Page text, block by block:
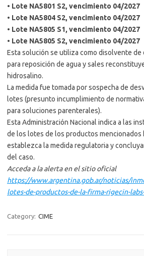
• Lote NA5801 S2, vencimiento 04/2027
• Lote NA5804 S2, vencimiento 04/2027
• Lote NA5805 S1, vencimiento 04/2027
• Lote NA5805 S2, vencimiento 04/2027
Esta solución se utiliza como disolvente de
para reposición de agua y sales
hidrosalino.
La medida fue tomada por sospecha de
lotes (presunto incumplimiento de
para soluciones parenterales).
Esta Administración Nacional indica a las
de los lotes de los productos mencionados
establezca la medida regulatoria y
del caso.
Acceda a la alerta en el sitio oficial
https://www.argentina.gob.ar/noticias/
lotes-de-productos-de-la-firma-rigecin-
Category: CIME